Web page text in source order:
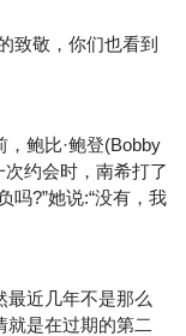
致敬，你们也看到
鲍比·鲍登(Bobby
约会时，南希打了
吗?”她说:“没有，我
最近几年不是那么
就是在过期的第二